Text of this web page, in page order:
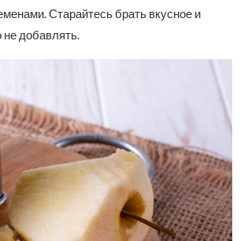
Старайтесь брать вкусное и
не добавлять.